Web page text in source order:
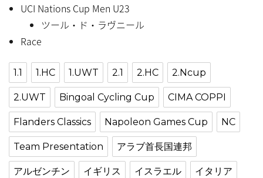
UCI Nations Cup Men U23
ツール・ド・ラヴニール
Race
1.1 1.HC 1.UWT 2.1 2.HC 2.Ncup
2.UWT Bingoal Cycling Cup CIMA COPPI
Flanders Classics Napoleon Games Cup NC
Team Presentation アラブ首長国連邦
アルゼンチン イギリス イスラエル イタリア